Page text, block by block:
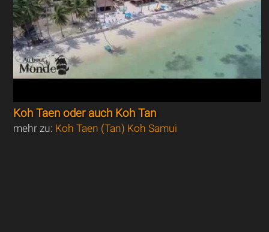
Koh Taen oder auch Koh Tan
mehr zu: Koh Taen (Tan) Koh Samui